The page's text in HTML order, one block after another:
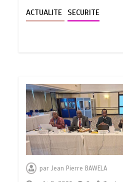
ACTUALITE SECURITE
parJean Pierre BAWELA